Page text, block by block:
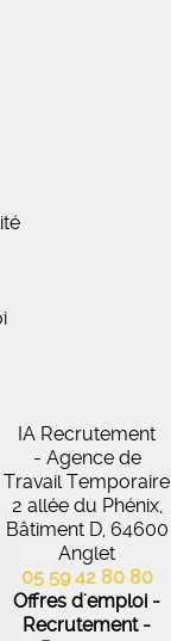
le
IA Recrutement
- Agence de
Travail Temporaire
2 allée du Phénix,
Bâtiment D, 64600
Anglet
05 59 42 80 80
Offres d'emploi -
Recrutement -